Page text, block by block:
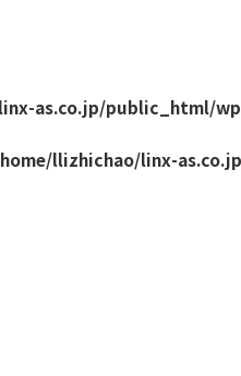
as.co.jp/public_html/
llizhichao/linx-